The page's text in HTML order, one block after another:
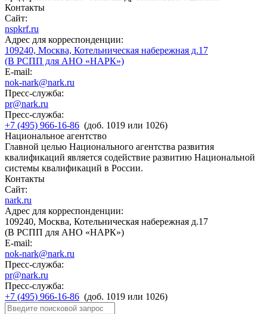
Контакты
Сайт:
nspkrf.ru
Адрес для корреспонденции:
109240, Москва, Котельническая набережная д.17
(В РСПП для АНО «НАРК»)
E-mail:
nok-nark@nark.ru
Пресс-служба:
pr@nark.ru
Пресс-служба:
+7 (495) 966-16-86 (доб. 1019 или 1026)
Национальное агентство
Главной целью Национального агентства развития
квалификаций является содействие развитию Национальной
системы квалификаций в России.
Контакты
Сайт:
nark.ru
Адрес для корреспонденции:
109240, Москва, Котельническая набережная д.17
(В РСПП для АНО «НАРК»)
E-mail:
nok-nark@nark.ru
Пресс-служба:
pr@nark.ru
Пресс-служба:
+7 (495) 966-16-86 (доб. 1019 или 1026)